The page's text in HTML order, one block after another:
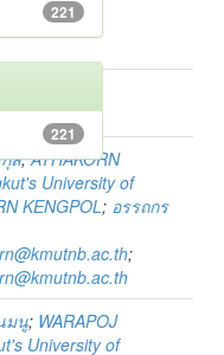
ล;ATHAKORN
University of
KENGPOL; อรรถกร
;
มนู; WARAPOJ
University of
221
221